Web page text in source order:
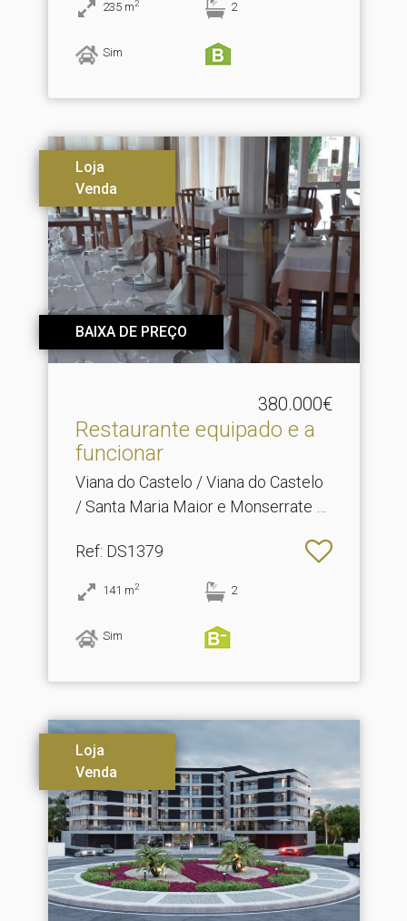
235 m2 2
Sim
Loja
Venda
BAIXA DE PREÇO
380.000€
Restaurante equipado e a
funcionar
Viana do Castelo / Viana do Castelo
/ Santa Maria Maior e Monserrate e
Ref: DS1379
141 m2 2
Sim
Loja
Venda